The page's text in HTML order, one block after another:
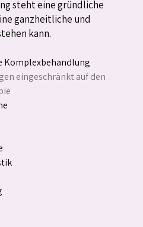
steht eine gründliche
ganzheitliche und
kann.
Komplexbehandlung
eingeschränkt auf den